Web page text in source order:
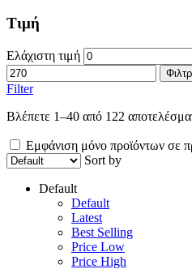
Τιμή
Ελάχιστη τιμή
Filter
Βλέπετε 1–40 από 122
Εμφάνιση μόνο προϊόντων σε
Sort by
Default
Default
Latest
Best Selling
Price Low
Price High